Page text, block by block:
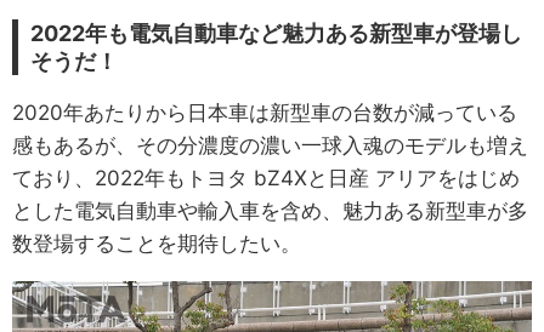
2022年も電気自動車など魅力ある新型車が登場し
そうだ！
2020年あたりから日本車は新型車の台数が減っている
感もあるが、その分濃度の濃い一球入魂のモデルも増え
ており、2022年もトヨタ bZ4Xと日産 アリアをはじめ
とした電気自動車や輸入車を含め、魅力ある新型車が多
数登場することを期待したい。